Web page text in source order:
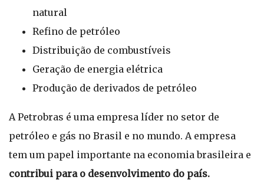
natural
Refino de petróleo
Distribuição de combustíveis
Geração de energia elétrica
Produção de derivados de petróleo
A Petrobras é uma empresa líder no setor de
petróleo e gás no Brasil e no mundo. A empresa
tem um papel importante na economia brasileira e
contribui para o desenvolvimento do país.